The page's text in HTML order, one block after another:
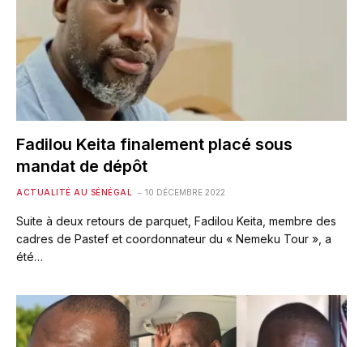
Fadilou Keita finalement placé sous
mandat de dépôt
ACTUALITÉ AU SÉNÉGAL 10 DÉCEMBRE 2022
Suite à deux retours de parquet, Fadilou Keita, membre des
cadres de Pastef et coordonnateur du « Nemeku Tour », a
été…